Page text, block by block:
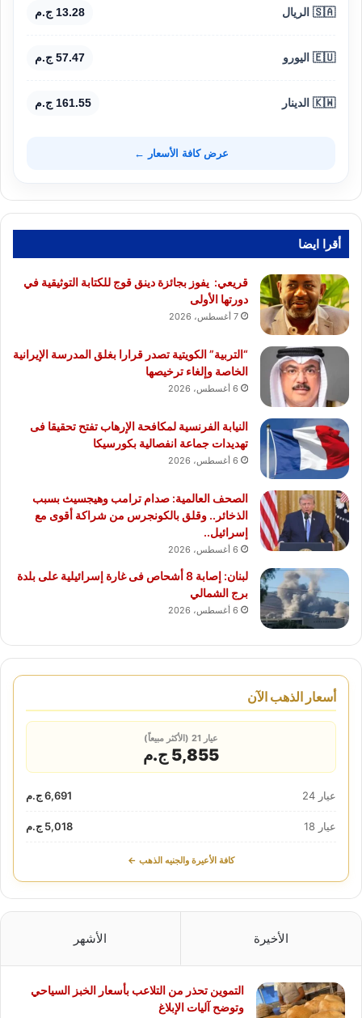
🇸🇦 الريال 13.28 ج.م
🇪🇺 اليورو 57.47 ج.م
🇰🇼 الدينار 161.55 ج.م
عرض كافة الأسعار ←
أقرا ايضا
قريعي: يفوز بجائزة دينق قوج للكتابة التوثيقية في
دورتها الأولى
7 أغسطس، 2026
“التربية” الكويتية تصدر قرارا بغلق المدرسة الإيرانية
الخاصة وإلغاء ترخيصها
6 أغسطس، 2026
النيابة الفرنسية لمكافحة الإرهاب تفتح تحقيقا فى
تهديدات جماعة انفصالية بكورسيكا
6 أغسطس، 2026
الصحف العالمية: صدام ترامب وهيجسيث بسبب
الذخائر.. وقلق بالكونجرس من شراكة أقوى مع
إسرائيل..
6 أغسطس، 2026
لبنان: إصابة 8 أشحاص فى غارة إسرائيلية على بلدة
برج الشمالي
6 أغسطس، 2026
أسعار الذهب الآن
عيار 21 (الأكثر مبيعاً)
5,855 ج.م
عيار 24 6,691 ج.م
عيار 18 5,018 ج.م
كافة الأعيرة والجنيه الذهب ←
الأخيرة الأشهر
التموين تحذر من التلاعب بأسعار الخبز السياحي
وتوضح آليات الإبلاغ